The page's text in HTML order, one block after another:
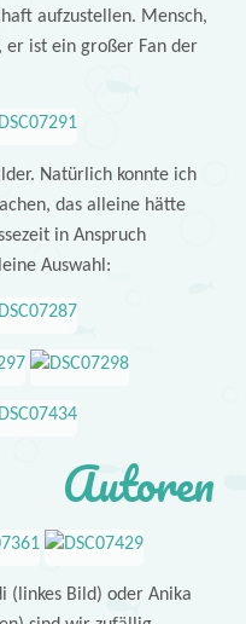
aufzustellen. Mensch,
er ist ein großer Fan der
Natürlich konnte ich
das alleine hätte
in Anspruch
Auswahl:
Autoren
(linkes Bild) oder Anika